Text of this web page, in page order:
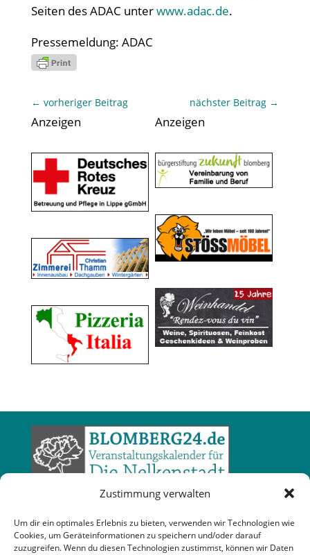
Zustimmung verwalten
Um dir ein optimales Erlebnis zu bieten, verwenden wir Technologien wie
Cookies, um Geräteinformationen zu speichern und/oder darauf
zuzugreifen. Wenn du diesen Technologien zustimmst, können wir Daten
Seiten des ADAC unterwww.adac.de.
Pressemeldung: ADAC
← vorheriger Beitrag nächster Beitrag →
Anzeigen Anzeigen